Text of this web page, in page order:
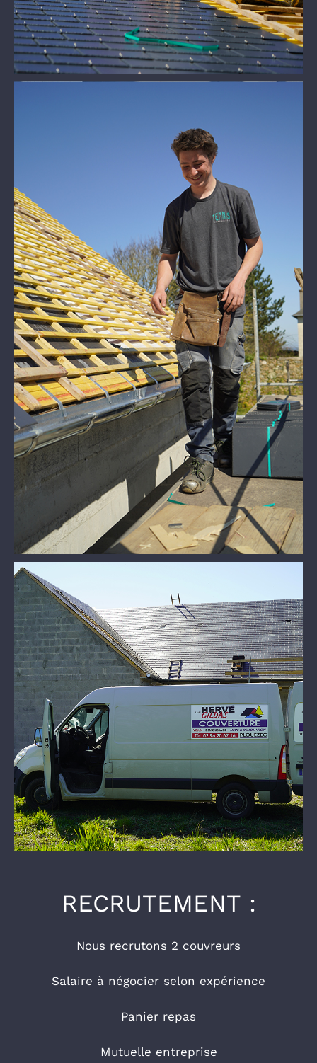
RECRUTEMENT :
Nous recrutons 2 couvreurs
Salaire à négocier selon expérience
Panier repas
Mutuelle entreprise